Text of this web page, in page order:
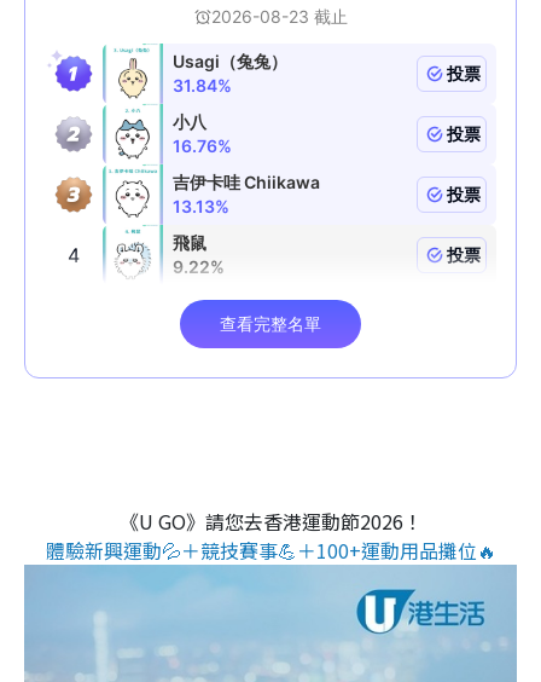
《U GO》請您去香港運動節2026！
體驗新興運動💦＋競技賽事💪＋100+運動用品攤位🔥